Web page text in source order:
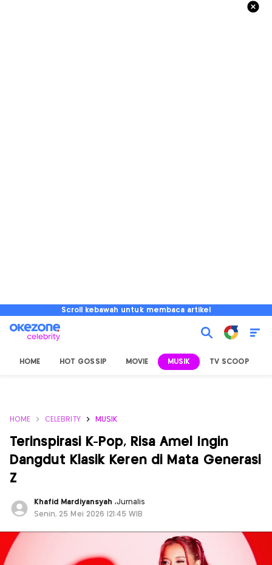
Scroll kebawah untuk membaca artikel
HOME HOT GOSSIP MOVIE MUSIK TV SCOOP
HOME CELEBRITY MUSIK
Terinspirasi K-Pop, Risa Amel Ingin
Dangdut Klasik Keren di Mata Generasi
Z
Khafid Mardiyansyah ,Jurnalis
Senin, 25 Mei 2026 |21:45 WIB